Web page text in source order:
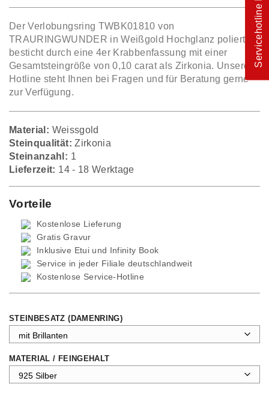
Der Verlobungsring TWBK01810 von
TRAURINGWUNDER in Weißgold Hochglanz poliert,
besticht durch eine 4er Krabbenfassung mit einer
Gesamtsteingröße von 0,10 carat als Zirkonia. Unsere
Hotline steht Ihnen bei Fragen und für Beratung gerne
zur Verfügung.
Material: Weissgold
Steinqualität: Zirkonia
Steinanzahl: 1
Lieferzeit: 14 - 18 Werktage
Vorteile
Kostenlose Lieferung
Gratis Gravur
Inklusive Etui und Infinity Book
Service in jeder Filiale deutschlandweit
Kostenlose Service-Hotline
STEINBESATZ (DAMENRING)
MATERIAL / FEINGEHALT
Servicehotline